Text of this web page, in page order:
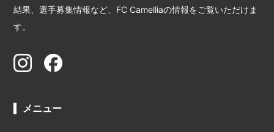
結果、選手募集情報など、FC Camelliaの情報をご覧いただけま
す。
メニュー